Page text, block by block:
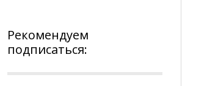
Рекомендуем
подписаться: